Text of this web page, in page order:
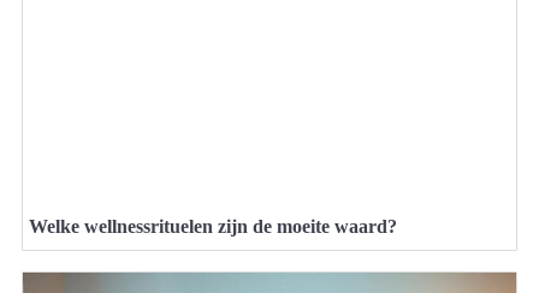
Welke wellnessrituelen zijn de moeite waard?